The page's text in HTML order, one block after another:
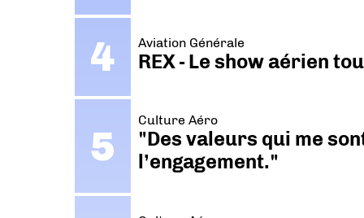
Aviation Générale
REX - Le show aérien
Culture Aéro
"Des valeurs qui me
l’engagement."